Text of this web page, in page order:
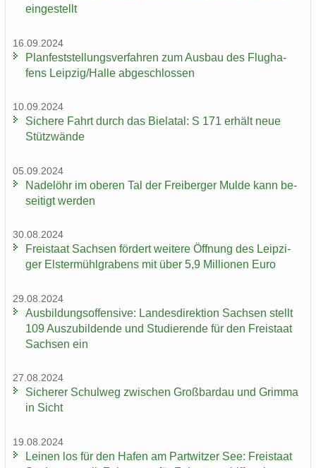
ein­ge­stellt
16.09.2024
Plan­fest­stel­lungs­ver­fah­ren zum Aus­bau des Flug­ha­
fens Leip­zig/Halle ab­ge­schlos­sen
10.09.2024
Si­che­re Fahrt durch das Bie­la­tal: S 171 er­hält neue
Stüt­z­wän­de
05.09.2024
Na­del­öhr im obe­ren Tal der Frei­ber­ger Mulde kann be­
sei­tigt wer­den
30.08.2024
Frei­staat Sach­sen för­dert wei­te­re Öff­nung des Leip­zi­
ger Els­ter­mühl­gra­bens mit über 5,9 Mil­lio­nen Euro
29.08.2024
Aus­bil­dungs­of­fen­si­ve: Lan­des­di­rek­ti­on Sach­sen stellt
109 Aus­zu­bil­den­de und Stu­die­ren­de für den Frei­staat
Sach­sen ein
27.08.2024
Si­che­rer Schul­weg zwi­schen Groß­bardau und Grim­ma
in Sicht
19.08.2024
Lei­nen los für den Hafen am Part­wit­zer See: Frei­staat